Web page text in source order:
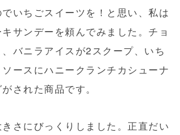
いちごスイーツを！と思い、私は
サンデーを頼んでみました。チョ
バニラアイスが2スクープ、いち
ースにハニークランチカシューナ
された商品です。
さにびっくりしました。正直だい